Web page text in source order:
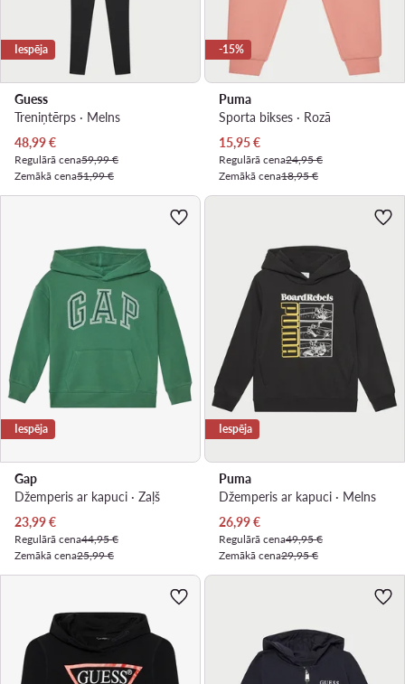
Iespēja
Guess
Treniņtērps · Melns
Pašreizējā cena
48,99€
Regulārā cena59,99 €
Zemākā cena51,99 €
-15%
Puma
Sporta bikses · Rozā
Pašreizējā cena
15,95€
Regulārā cena24,95 €
Zemākā cena18,95 €
Iespēja
Gap
Džemperis ar kapuci · Zaļš
Pašreizējā cena
23,99€
Regulārā cena44,95 €
Zemākā cena25,99 €
Iespēja
Puma
Džemperis ar kapuci · Melns
Pašreizējā cena
26,99€
Regulārā cena49,95 €
Zemākā cena29,95 €